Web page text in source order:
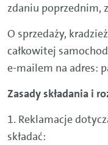
zdaniu poprzednim,
O sprzedaży,
całkowitej
e-mailem na adres:
Zasady składania i
1. Reklamacje
składać: